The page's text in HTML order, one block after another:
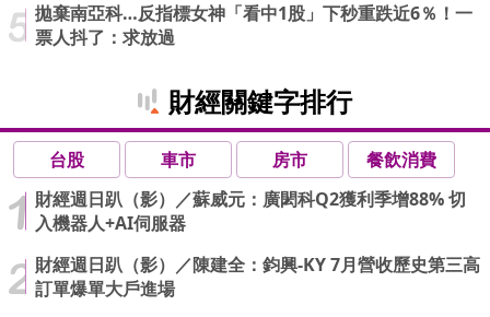
拋棄南亞科…反指標女神「看中1股」下秒重跌近6％！一
票人抖了：求放過
財經關鍵字排行
台股 車市 房市
餐飲消費
財經週日趴（影）／蘇威元：廣閎科Q2獲利季增88% 切
入機器人+AI伺服器
財經週日趴（影）／陳建全：鈞興-KY 7月營收歷史第三高
訂單爆單大戶進場